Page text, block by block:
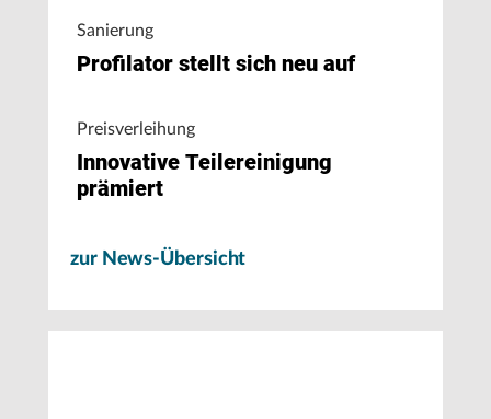
Sanierung
Profilator stellt sich neu auf
Preisverleihung
Innovative Teilereinigung
prämiert
zur News-Übersicht